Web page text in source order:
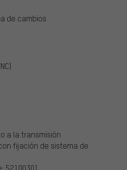
de cambios
a la transmisión
fijación de sistema de
52100301